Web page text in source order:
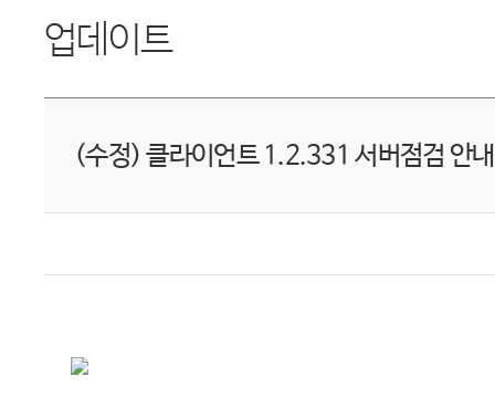
업데이트
(수정) 클라이언트 1.2.331 서버점검 안내